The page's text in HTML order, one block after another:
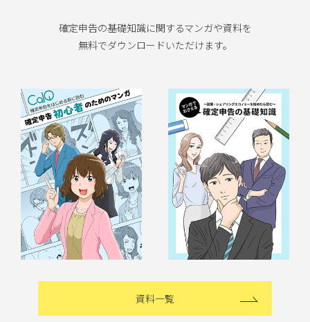
確定申告の基礎知識に関するマンガや資料を
無料でダウンロードいただけます。
資料一覧